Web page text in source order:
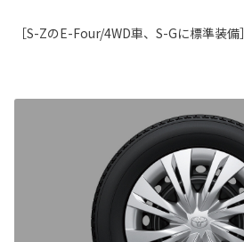
［S-ZのE-Four/4WD車、S-Gに標準装備］